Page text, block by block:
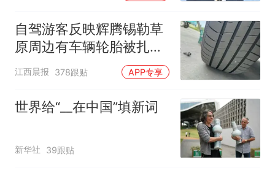
自驾游客反映辉腾锡勒草
原周边有车辆轮胎被扎，
修理店铺换胎价格高达千
元，官方发布情况通报
江西晨报 378跟贴 APP专享
世界给“__在中国”填新词
新华社 39跟贴